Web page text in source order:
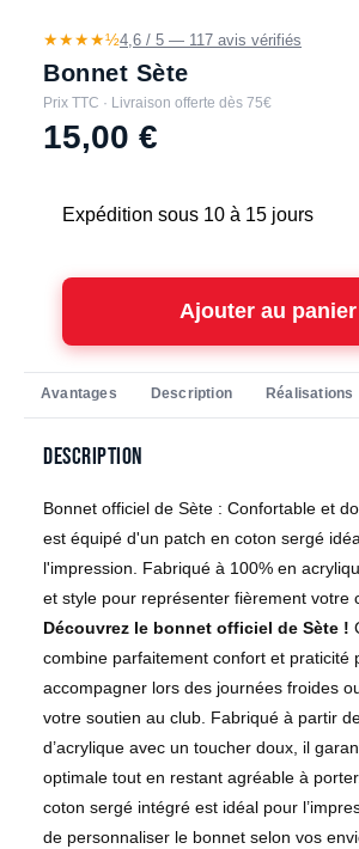
★★★★½4,6 / 5 — 117 avis vérifiés
Bonnet Sète
Prix TTC · Livraison offerte dès 75€
15,00 €
Expédition sous 10 à 15 jours
Ajouter au panier
Avantages Description Réalisations
Description
Bonnet officiel de Sète : Confortable et
est équipé d'un patch en coton sergé
l'impression. Fabriqué à 100% en
et style pour représenter fièrement votre
Découvrez le bonnet officiel de Sète !
combine parfaitement confort et praticité
accompagner lors des journées froides
votre soutien au club. Fabriqué à partir
d’acrylique avec un toucher doux, il
optimale tout en restant agréable à
coton sergé intégré est idéal pour
de personnaliser le bonnet selon vos